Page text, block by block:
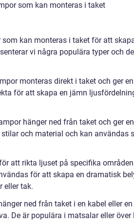
som kan monteras i taket
kan monteras i taket för att
vi några populära typer och
monteras direkt i taket och ger
för att skapa en jämn
hänger ned från taket och ger
och material och kan användas
att rikta ljuset på specifika
för att skapa en dramatisk
eller tak.
ned från taket i en kabel eller
De är populära i matsalar eller över